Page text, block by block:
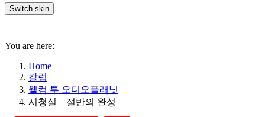
Switch skin
You are here:
Home
칼럼
웰컴 투 오디오플래닛
시청실 – 절반의 완성